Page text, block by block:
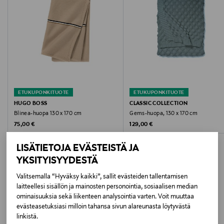
LISÄTIETOJA EVÄSTEISTÄ JA
YKSITYISYYDESTÄ
Valitsemalla “Hyväksy kaikki”, sallit evästeiden tallentamisen
laitteellesi sisällön ja mainosten personointia, sosiaalisen median
ominaisuuksia sekä liikenteen analysointia varten. Voit muuttaa
evästeasetuksiasi milloin tahansa sivun alareunasta löytyvästä
linkistä.
Hoito-ohjeet
Pestävä tuotteen pesuohjeiden mukaan
Koko
130x170 CM
Valmistusmaa
Suomi
Valmistajan tuotenumero
101989
ETUKUPONKITUOTE
HUGO BOSS
Blinea-huopa 130 x 170 cm
Original Price
75,00 €
ETUKUPONKITUOTE
CLASSIC COLLECTION
Gems-huopa, 130 x 170 cm
Original Price
129,00 €
LISÄÄ KIINNOSTAVIA
TUOTTEITA